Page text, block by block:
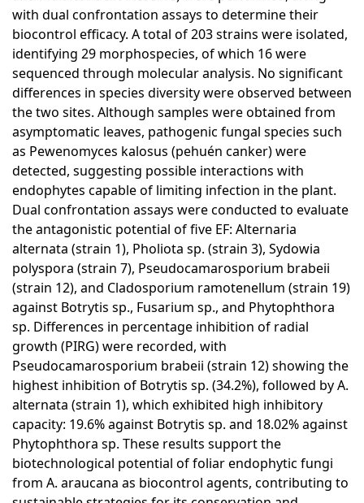
with dual confrontation assays to determine their
biocontrol efficacy. A total of 203 strains were isolated,
identifying 29 morphospecies, of which 16 were
sequenced through molecular analysis. No significant
differences in species diversity were observed between
the two sites. Although samples were obtained from
asymptomatic leaves, pathogenic fungal species such
as Pewenomyces kalosus (pehuén canker) were
detected, suggesting possible interactions with
endophytes capable of limiting infection in the plant.
Dual confrontation assays were conducted to evaluate
the antagonistic potential of five EF: Alternaria
alternata (strain 1), Pholiota sp. (strain 3), Sydowia
polyspora (strain 7), Pseudocamarosporium brabeii
(strain 12), and Cladosporium ramotenellum (strain 19)
against Botrytis sp., Fusarium sp., and Phytophthora
sp. Differences in percentage inhibition of radial
growth (PIRG) were recorded, with
Pseudocamarosporium brabeii (strain 12) showing the
highest inhibition of Botrytis sp. (34.2%), followed by A.
alternata (strain 1), which exhibited high inhibitory
capacity: 19.6% against Botrytis sp. and 18.02% against
Phytophthora sp. These results support the
biotechnological potential of foliar endophytic fungi
from A. araucana as biocontrol agents, contributing to